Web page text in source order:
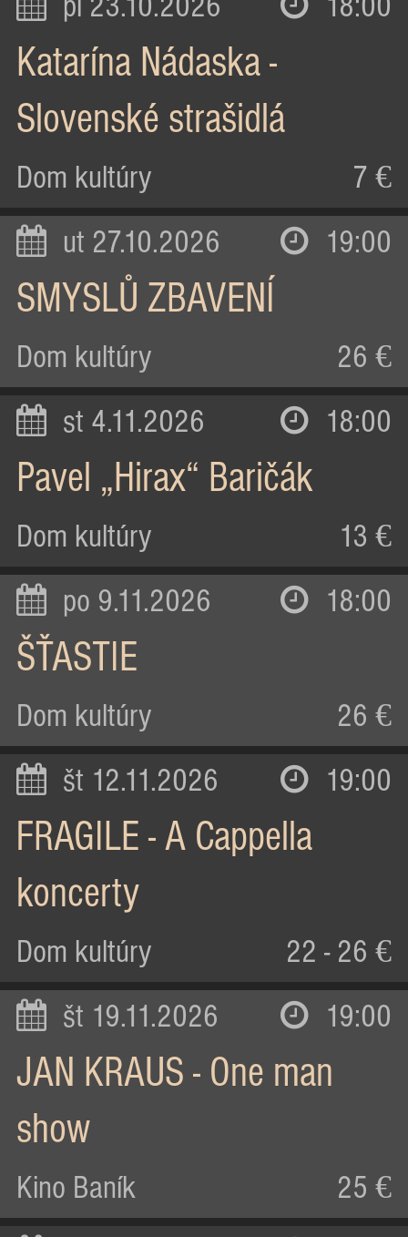
pi 23.10.2026 18:00
Katarína Nádaska -
Slovenské strašidlá
Dom kultúry 7 €
ut 27.10.2026 19:00
SMYSLŮ ZBAVENÍ
Dom kultúry 26 €
st 4.11.2026 18:00
Pavel „Hirax“ Baričák
Dom kultúry 13 €
po 9.11.2026 18:00
ŠŤASTIE
Dom kultúry 26 €
št 12.11.2026 19:00
FRAGILE - A Cappella
koncerty
Dom kultúry 22 - 26 €
št 19.11.2026 19:00
JAN KRAUS - One man
show
Kino Baník 25 €